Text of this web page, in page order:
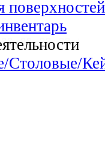
поверхностей
Столовые/